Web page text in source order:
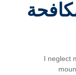
I neglect